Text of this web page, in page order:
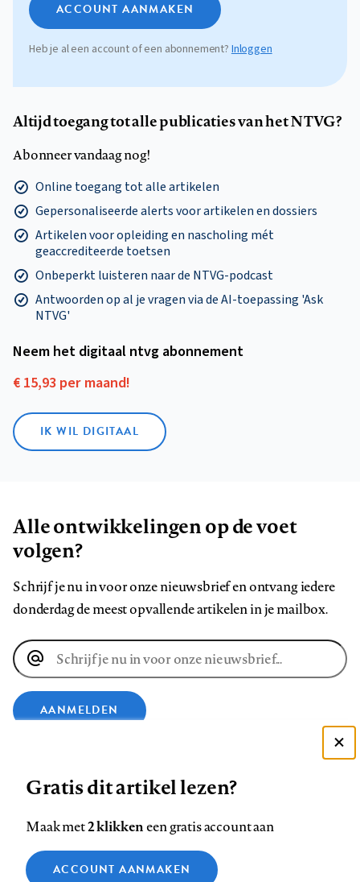
ACCOUNT AANMAKEN
Heb je al een account of een abonnement?Inloggen
Altijd toegang tot alle publicaties van het NTVG?
Abonneer vandaag nog!
Online toegang tot alle artikelen
Gepersonaliseerde alerts voor artikelen en dossiers
Artikelen voor opleiding en nascholing mét
geaccrediteerde toetsen
Onbeperkt luisteren naar de NTVG-podcast
Antwoorden op al je vragen via de AI-toepassing 'Ask
NTVG'
Neem het digitaal ntvg abonnement
€ 15,93 per maand!
IK WIL DIGITAAL
Alle ontwikkelingen op de voet
volgen?
Schrijf je nu in voor onze nieuwsbrief en ontvang iedere
donderdag de meest opvallende artikelen in je mailbox.
E-
mailadres
AANMELDEN
op
op
op
ons
op
Contact Colofon Disclaimer Privacy
Zie onze cookie policy
Gratis dit artikel lezen?
Maak met2 klikkeneen gratis account aan
ACCOUNT AANMAKEN